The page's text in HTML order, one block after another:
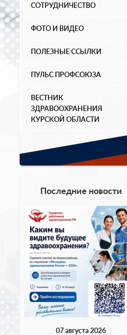
СОТРУДНИЧЕСТВО
ФОТО И ВИДЕО
ПОЛЕЗНЫЕ ССЫЛКИ
ПУЛЬС ПРОФСОЮЗА
ВЕСТНИК
ЗДРАВООХРАНЕНИЯ
КУРСКОЙ ОБЛАСТИ
Последние новости
07 августа 2026